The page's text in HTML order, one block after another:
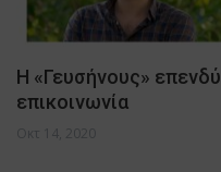
H «Γευσήνους»
επικοινωνία
Οκτ 14, 2020